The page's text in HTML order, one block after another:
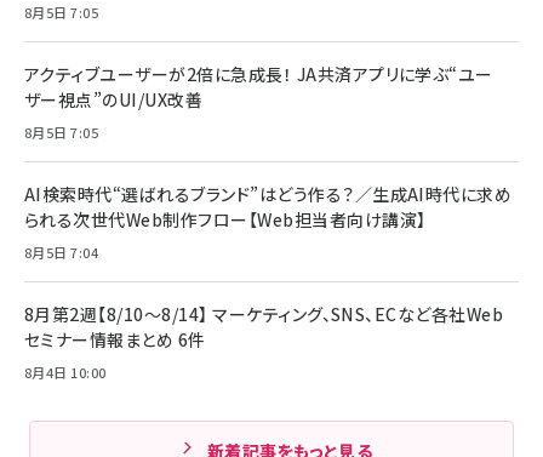
8月5日 7:05
アクティブユーザーが2倍に急成長！ JA共済アプリに学ぶ“ユー
ザー視点”のUI/UX改善
8月5日 7:05
AI検索時代“選ばれるブランド”はどう作る？／生成AI時代に求め
られる次世代Web制作フロー【Web担当者向け講演】
8月5日 7:04
8月第2週【8/10～8/14】 マーケティング、SNS、ECなど各社Web
セミナー情報まとめ 6件
8月4日 10:00
新着記事をもっと見る